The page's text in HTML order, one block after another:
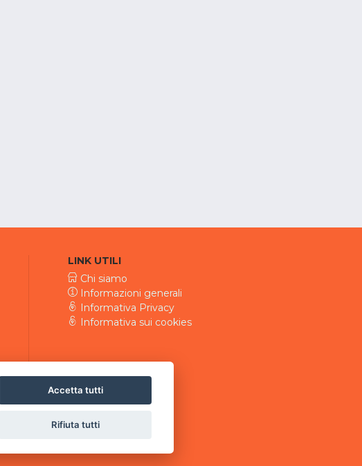
LINK UTILI
Chi siamo
Informazioni generali
Informativa Privacy
Informativa sui cookies
Accetta tutti
Rifiuta tutti